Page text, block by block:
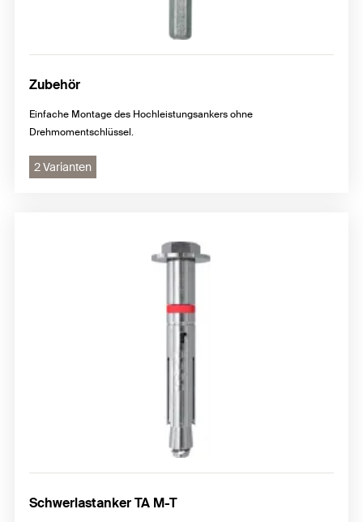
Zubehör
Einfache Montage des Hochleistungsankers ohne
Drehmomentschlüssel.
2 Varianten
Schwerlastanker TA M-T